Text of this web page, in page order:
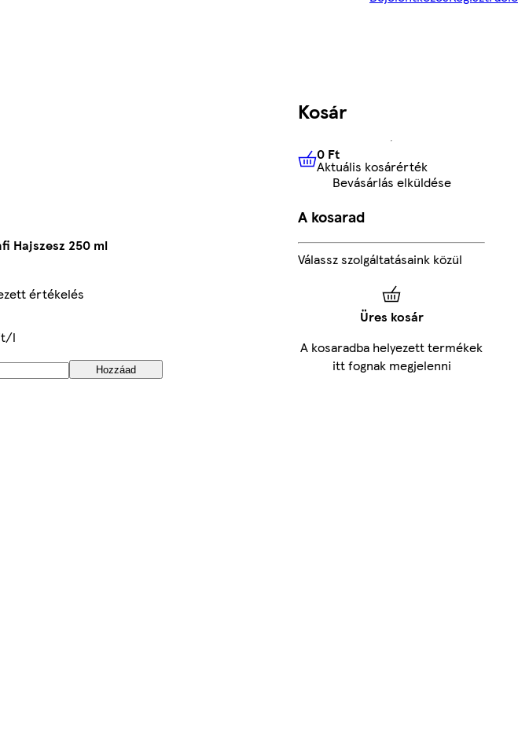
Hajszesz 250 ml
értékelés
l
Hozzáad
Kosár
0 FtAktuális kosárérték
0 Ft
Aktuális kosárérték
Bevásárlás elküldése
A kosarad
Válassz szolgáltatásaink közül
Üres kosár
A kosaradba helyezett termékek
itt fognak megjelenni